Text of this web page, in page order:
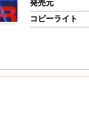
発売元
コピーライト